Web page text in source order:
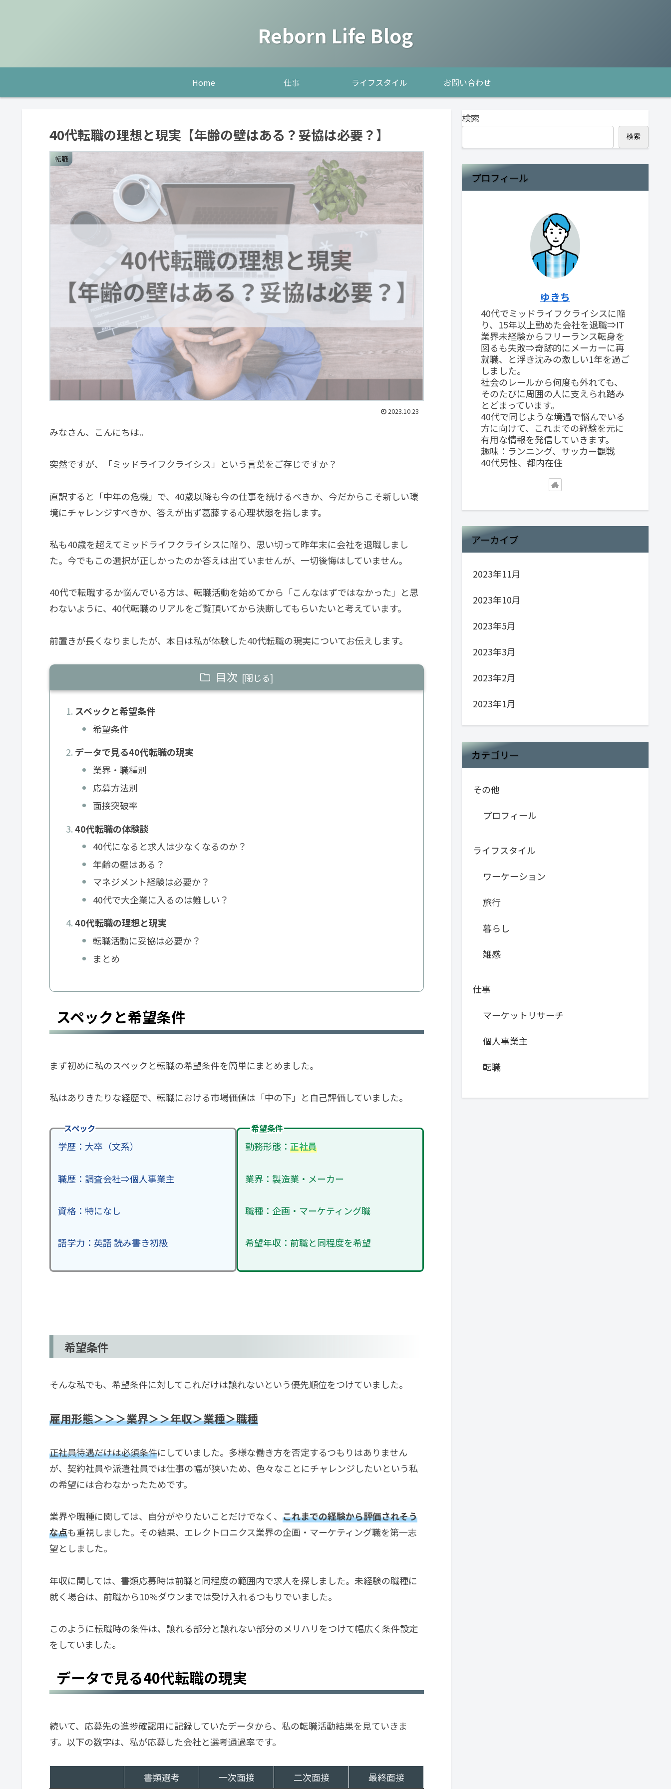
Reborn Life Blog
Home 仕事 ライフスタイル お問い合わせ
40代転職の理想と現実【年齢の壁はある？妥協は必要？】
転職
2023.10.23
みなさん、こんにちは。
突然ですが、「ミッドライフクライシス」という言葉をご存じですか？
直訳すると「中年の危機」で、40歳以降も今の仕事を続けるべきか、今だからこそ新しい環
境にチャレンジすべきか、答えが出ず葛藤する心理状態を指します。
私も40歳を超えてミッドライフクライシスに陥り、思い切って昨年末に会社を退職しまし
た。今でもこの選択が正しかったのか答えは出ていませんが、一切後悔はしていません。
40代で転職するか悩んでいる方は、転職活動を始めてから「こんなはずではなかった」と思
わないように、40代転職のリアルをご覧頂いてから決断してもらいたいと考えています。
前置きが長くなりましたが、本日は私が体験した40代転職の現実についてお伝えします。
目次
スペックと希望条件
希望条件
データで見る40代転職の現実
業界・職種別
応募方法別
面接突破率
40代転職の体験談
40代になると求人は少なくなるのか？
年齢の壁はある？
マネジメント経験は必要か？
40代で大企業に入るのは難しい？
40代転職の理想と現実
転職活動に妥協は必要か？
まとめ
スペックと希望条件
まず初めに私のスペックと転職の希望条件を簡単にまとめました。
私はありきたりな経歴で、転職における市場価値は「中の下」と自己評価していました。
スペック
学歴：大卒（文系）
職歴：調査会社⇒個人事業主
資格：特になし
語学力：英語 読み書き初級
希望条件
勤務形態：正社員
業界：製造業・メーカー
職種：企画・マーケティング職
希望年収：前職と同程度を希望
希望条件
そんな私でも、希望条件に対してこれだけは譲れないという優先順位をつけていました。
雇用形態＞＞＞業界＞＞年収＞業種＞職種
正社員待遇だけは必須条件にしていました。多様な働き方を否定するつもりはありません
が、契約社員や派遣社員では仕事の幅が狭いため、色々なことにチャレンジしたいという私
の希望には合わなかったためです。
業界や職種に関しては、自分がやりたいことだけでなく、 これまでの経験から評価されそう
な点も重視しました。その結果、エレクトロニクス業界の企画・マーケティング職を第一志
望としました。
年収に関しては、書類応募時は前職と同程度の範囲内で求人を探しました。未経験の職種に
就く場合は、前職から10%ダウンまでは受け入れるつもりでいました。
このように転職時の条件は、譲れる部分と譲れない部分のメリハリをつけて幅広く条件設定
をしていました。
データで見る40代転職の現実
続いて、応募先の進捗確認用に記録していたデータから、私の転職活動結果を見ていきま
す。以下の数字は、私が応募した会社と選考通過率です。
書類選考 一次面接 二次面接 最終面接
検索
検索
プロフィール
ゆきち
40代でミッドライフクライシスに陥
り、15年以上勤めた会社を退職⇒IT
業界未経験からフリーランス転身を
図るも失敗⇒奇跡的にメーカーに再
就職、と浮き沈みの激しい1年を過ご
しました。
社会のレールから何度も外れても、
そのたびに周囲の人に支えられ踏み
とどまっています。
40代で同じような境遇で悩んでいる
方に向けて、これまでの経験を元に
有用な情報を発信していきます。
趣味：ランニング、サッカー観戦
40代男性、都内在住
アーカイブ
2023年11月
2023年10月
2023年5月
2023年3月
2023年2月
2023年1月
カテゴリー
その他
プロフィール
ライフスタイル
ワーケーション
旅行
暮らし
雑感
仕事
マーケットリサーチ
個人事業主
転職